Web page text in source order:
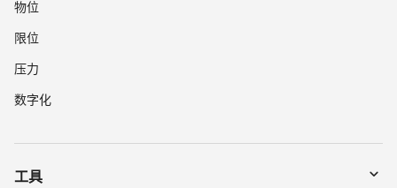
物位
限位
压力
数字化
工具